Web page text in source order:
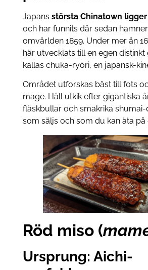
Japans största Chinatown
och har funnits där sedan
omvärlden 1859. Under mer än
här utvecklats till en egen distinkt
kallas chuka-ryōri, en japansk-
Området utforskas bäst till fots
mage. Håll utkik efter gigantiska
fläskbullar och smakrika
som säljs och som du kan äta på
Röd miso (
Ursprung: Aichi-